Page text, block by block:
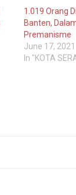
1.019 Orang
Banten,
Premanisme
June 17, 2021
In "KOTA